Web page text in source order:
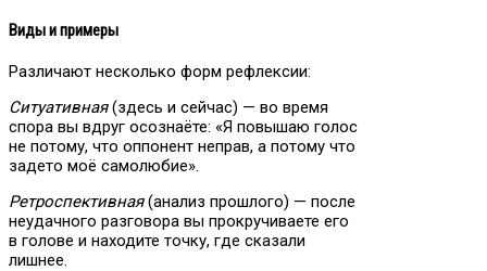
Виды и примеры
Различают несколько форм рефлексии:
Ситуативная(здесь и сейчас) — во время
спора вы вдруг осознаёте: «Я повышаю голос
не потому, что оппонент неправ, а потому что
задето моё самолюбие».
Ретроспективная(анализ прошлого) — после
неудачного разговора вы прокручиваете его
в голове и находите точку, где сказали
лишнее.